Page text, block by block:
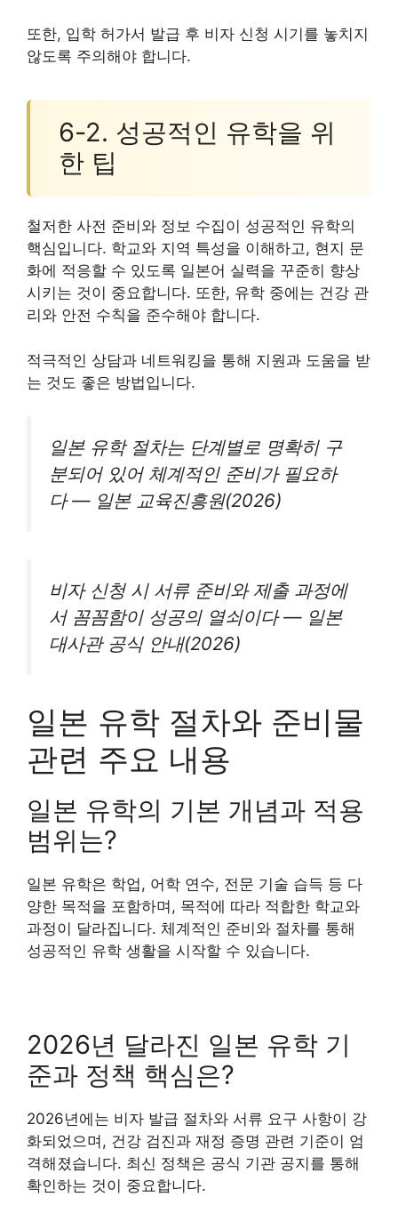
또한, 입학 허가서 발급 후 비자 신청 시기를 놓치지
않도록 주의해야 합니다.
6-2. 성공적인 유학을 위
한 팁
철저한 사전 준비와 정보 수집이 성공적인 유학의
핵심입니다. 학교와 지역 특성을 이해하고, 현지 문
화에 적응할 수 있도록 일본어 실력을 꾸준히 향상
시키는 것이 중요합니다. 또한, 유학 중에는 건강 관
리와 안전 수칙을 준수해야 합니다.
적극적인 상담과 네트워킹을 통해 지원과 도움을 받
는 것도 좋은 방법입니다.
일본 유학 절차는 단계별로 명확히 구
분되어 있어 체계적인 준비가 필요하
다 — 일본 교육진흥원(2026)
비자 신청 시 서류 준비와 제출 과정에
서 꼼꼼함이 성공의 열쇠이다 — 일본
대사관 공식 안내(2026)
일본 유학 절차와 준비물
관련 주요 내용
일본 유학의 기본 개념과 적용
범위는?
일본 유학은 학업, 어학 연수, 전문 기술 습득 등 다
양한 목적을 포함하며, 목적에 따라 적합한 학교와
과정이 달라집니다. 체계적인 준비와 절차를 통해
성공적인 유학 생활을 시작할 수 있습니다.
2026년 달라진 일본 유학 기
준과 정책 핵심은?
2026년에는 비자 발급 절차와 서류 요구 사항이 강
화되었으며, 건강 검진과 재정 증명 관련 기준이 엄
격해졌습니다. 최신 정책은 공식 기관 공지를 통해
확인하는 것이 중요합니다.